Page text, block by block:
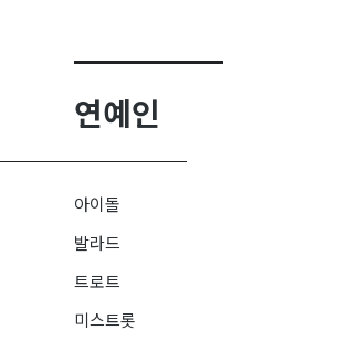
연예인
아이돌
발라드
트로트
미스트롯